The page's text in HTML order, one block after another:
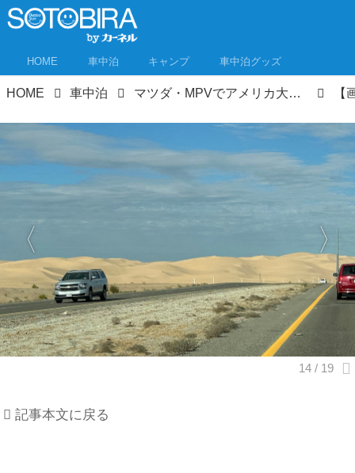
HOME 車中泊 キャンプ 車中泊グッズ
HOME 車中泊 マツダ・MPVでアメリカ大陸横断！カリフォルニアからフロリダまで1万2000kmをロードトリップ！①
記事本文に戻る